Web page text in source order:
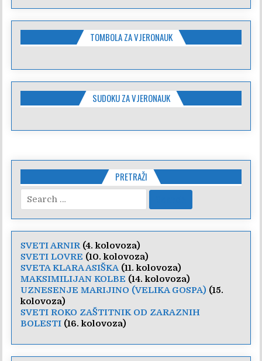
TOMBOLA ZA VJERONAUK
SUDOKU ZA VJERONAUK
PRETRAŽI
Search
for:
SVETI ARNIR(4. kolovoza)
SVETI LOVRE (10. kolovoza)
SVETA KLARA ASIŠKA (11. kolovoza)
MAKSIMILIJAN KOLBE (14. kolovoza)
UZNESENJE MARIJINO (VELIKA GOSPA) (15.
kolovoza)
SVETI ROKO ZAŠTITNIK OD ZARAZNIH
BOLESTI (16. kolovoza)